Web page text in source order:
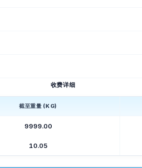
收费详细
截至重量 (KG)
9999.00
10.05